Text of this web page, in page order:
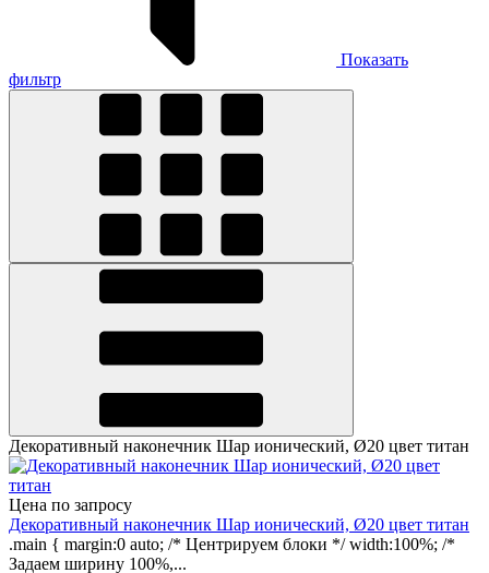
Показать
фильтр
Декоративный наконечник Шар ионический, Ø20 цвет титан
Цена по запросу
Декоративный наконечник Шар ионический, Ø20 цвет титан
.main { margin:0 auto; /* Центрируем блоки */ width:100%; /*
Задаем ширину 100%,...